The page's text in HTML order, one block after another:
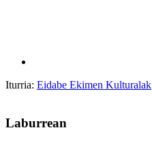
Iturria: Eidabe Ekimen Kulturalak
Laburrean